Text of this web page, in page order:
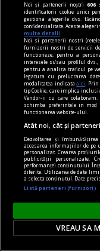
accent pe istorie
Lech Walesa,
Stocul pare
Mihaela SIMINA
Noi și partenerii noștri606
identificatorii cookie unici
gestiona alegerile dvs.
confidențialitate. Aceste
multe detalii
Noi si partenerii nostri
furnizorii nostri de servicii
functioneze, pentru a
interesele si/sau profilul
pentru a analiza traficul pe
legatura cu prelucrarea
modalitatea indicataaici
.
tip Cookie, care implica
Vendor-ii cu care colaboram.
schimba preferintele in mod
functionarea website-ului.
Atât noi, cât și
Dezvoltarea și
accesarea informațiilor de
personalizat. Crearea
publicității personalizate.
performanței conținutului.
diferite. Utilizarea de date
a selecta conținutul. Date
Listă parteneri (furnizori)
VREAU SA